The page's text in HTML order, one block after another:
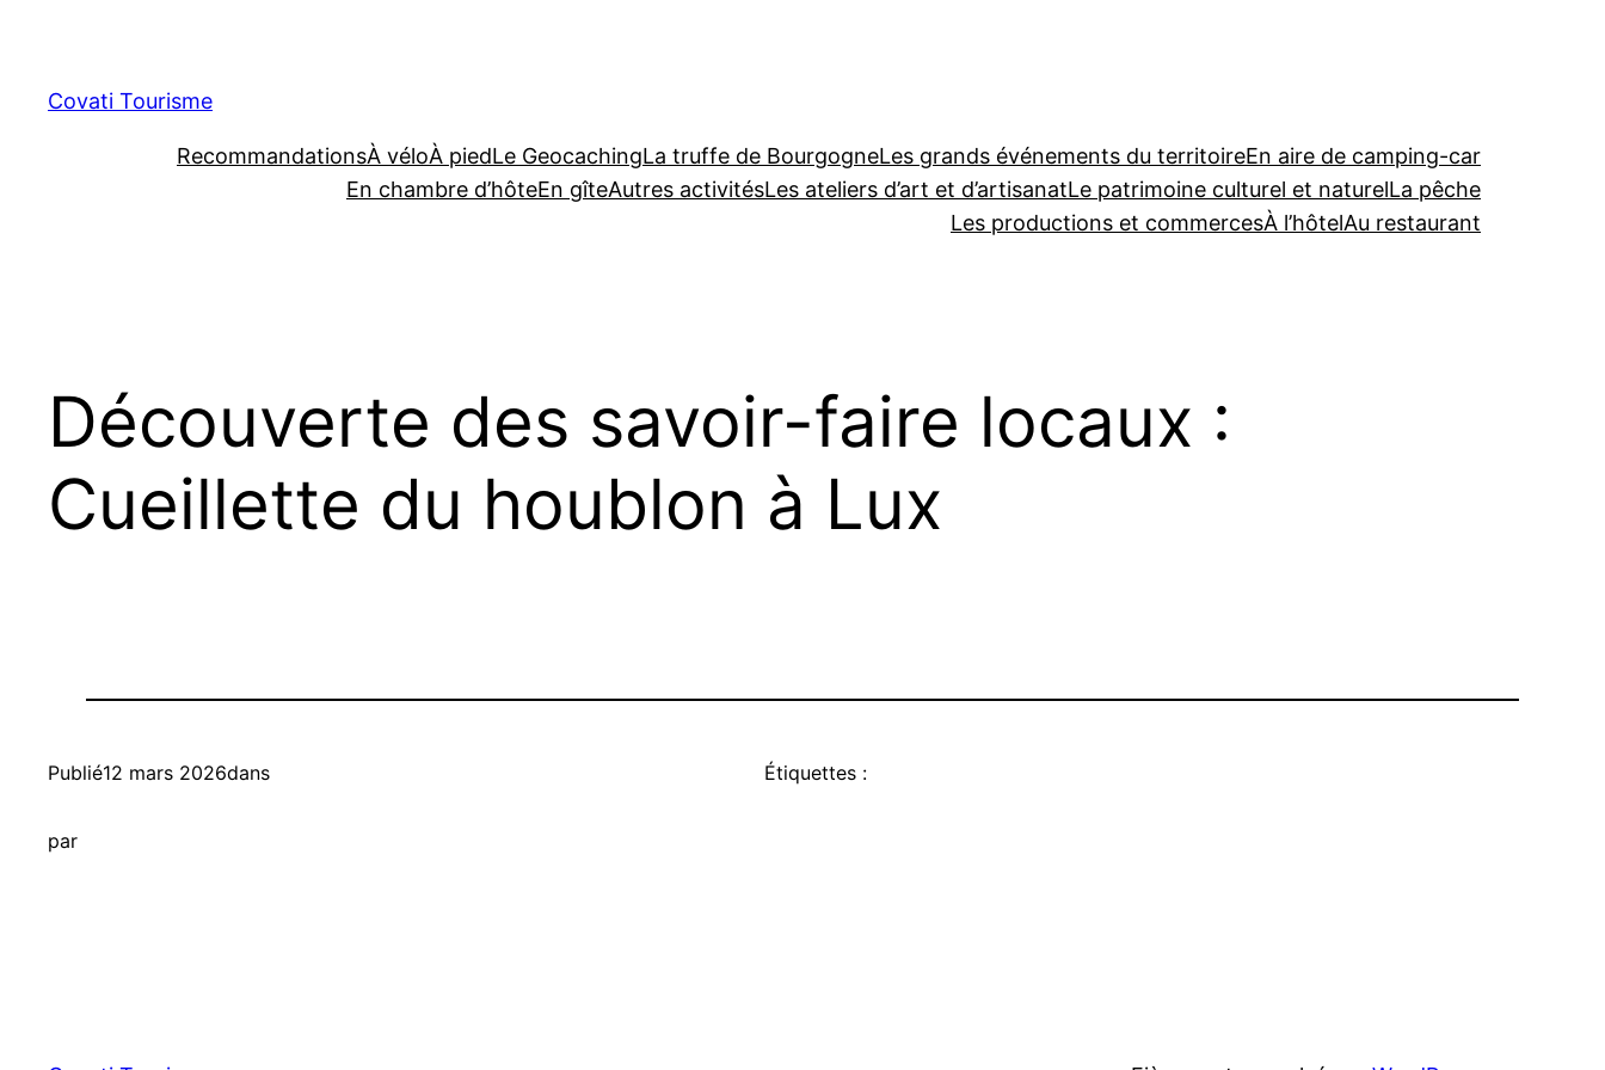
contenu
Covati Tourisme
RecommandationsÀ véloÀ piedLe GeocachingLa truffe de BourgogneLes grands événements du territoireEn aire de camping-car
En chambre d’hôteEn gîteAutres activitésLes ateliers d’art et d’artisanatLe patrimoine culturel et naturelLa pêche
Les productions et commercesÀ l’hôtelAu restaurant
Découverte des savoir-faire locaux :
Cueillette du houblon à Lux
Publié12 mars 2026dans
par
Étiquettes :